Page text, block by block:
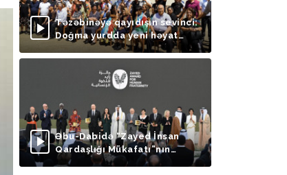
Təzəbinəyə qayıdışın sevinci:
Doğma yurdda yeni həyat
başlayır
Əbu-Dabidə “Zayed İnsan
Qardaşlığı Mükafatı”nın
təqdimolunma mərasimi